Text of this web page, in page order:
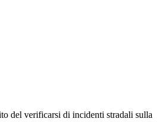
del verificarsi di incidenti stradali sulla